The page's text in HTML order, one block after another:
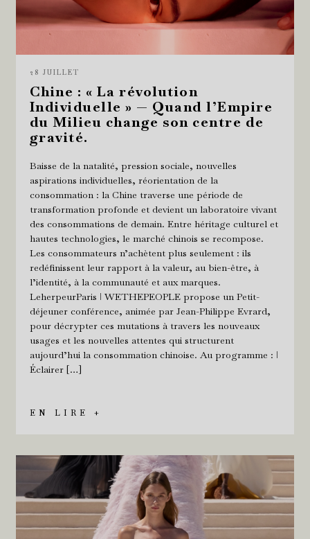
28 JUILLET
Chine : « La révolution
Individuelle » — Quand l’Empire
du Milieu change son centre de
gravité.
Baisse de la natalité, pression sociale, nouvelles
aspirations individuelles, réorientation de la
consommation : la Chine traverse une période de
transformation profonde et devient un laboratoire vivant
des consommations de demain. Entre héritage culturel et
hautes technologies, le marché chinois se recompose.
Les consommateurs n’achètent plus seulement : ils
redéfinissent leur rapport à la valeur, au bien-être, à
l’identité, à la communauté et aux marques.
LeherpeurParis ǀ WETHEPEOPLE propose un Petit-
déjeuner conférence, animée par Jean-Philippe Evrard,
pour décrypter ces mutations à travers les nouveaux
usages et les nouvelles attentes qui structurent
aujourd’hui la consommation chinoise. Au programme : ǀ
Éclairer […]
EN LIRE +